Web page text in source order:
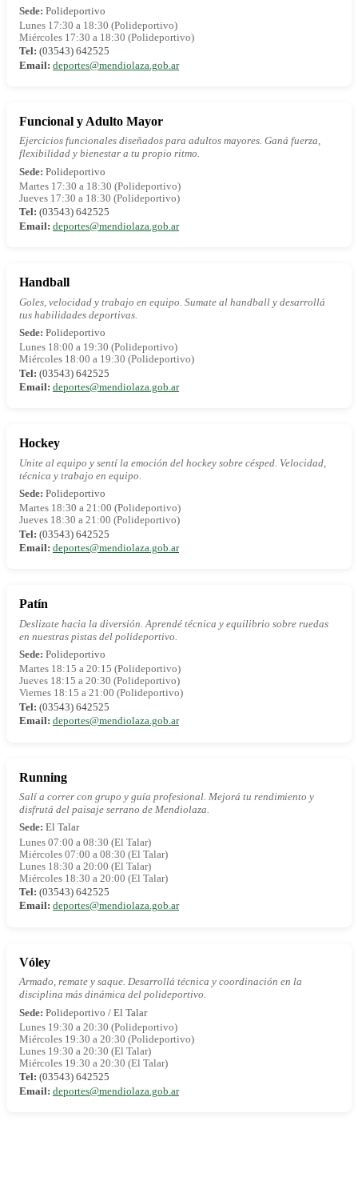
Sede: Polideportivo
Lunes 17:30 a 18:30 (Polideportivo)
Miércoles 17:30 a 18:30 (Polideportivo)
Tel: (03543) 642525
Email: deportes@mendiolaza.gob.ar
Funcional y Adulto Mayor
Ejercicios funcionales diseñados para adultos mayores. Ganá fuerza,
flexibilidad y bienestar a tu propio ritmo.
Sede: Polideportivo
Martes 17:30 a 18:30 (Polideportivo)
Jueves 17:30 a 18:30 (Polideportivo)
Tel: (03543) 642525
Email: deportes@mendiolaza.gob.ar
Handball
Goles, velocidad y trabajo en equipo. Sumate al handball y desarrollá
tus habilidades deportivas.
Sede: Polideportivo
Lunes 18:00 a 19:30 (Polideportivo)
Miércoles 18:00 a 19:30 (Polideportivo)
Tel: (03543) 642525
Email: deportes@mendiolaza.gob.ar
Hockey
Unite al equipo y sentí la emoción del hockey sobre césped. Velocidad,
técnica y trabajo en equipo.
Sede: Polideportivo
Martes 18:30 a 21:00 (Polideportivo)
Jueves 18:30 a 21:00 (Polideportivo)
Tel: (03543) 642525
Email: deportes@mendiolaza.gob.ar
Patín
Deslizate hacia la diversión. Aprendé técnica y equilibrio sobre ruedas
en nuestras pistas del polideportivo.
Sede: Polideportivo
Martes 18:15 a 20:15 (Polideportivo)
Jueves 18:15 a 20:30 (Polideportivo)
Viernes 18:15 a 21:00 (Polideportivo)
Tel: (03543) 642525
Email: deportes@mendiolaza.gob.ar
Running
Salí a correr con grupo y guía profesional. Mejorá tu rendimiento y
disfrutá del paisaje serrano de Mendiolaza.
Sede: El Talar
Lunes 07:00 a 08:30 (El Talar)
Miércoles 07:00 a 08:30 (El Talar)
Lunes 18:30 a 20:00 (El Talar)
Miércoles 18:30 a 20:00 (El Talar)
Tel: (03543) 642525
Email: deportes@mendiolaza.gob.ar
Vóley
Armado, remate y saque. Desarrollá técnica y coordinación en la
disciplina más dinámica del polideportivo.
Sede: Polideportivo / El Talar
Lunes 19:30 a 20:30 (Polideportivo)
Miércoles 19:30 a 20:30 (Polideportivo)
Lunes 19:30 a 20:30 (El Talar)
Miércoles 19:30 a 20:30 (El Talar)
Tel: (03543) 642525
Email: deportes@mendiolaza.gob.ar